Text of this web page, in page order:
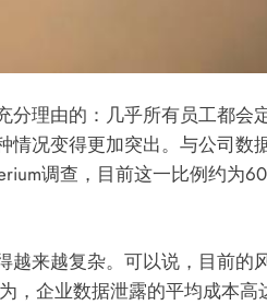
分理由的：几乎所有员工都会
情况变得更加突出。与公司数
调查，目前这一比例约为
越来越复杂。可以说，目前的
，企业数据泄露的平均成本高